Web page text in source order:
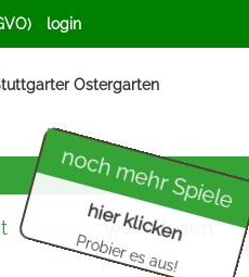
login
noch mehr Spiele
hier klicken
Probier es aus!
Ostergarten
weiterlesen